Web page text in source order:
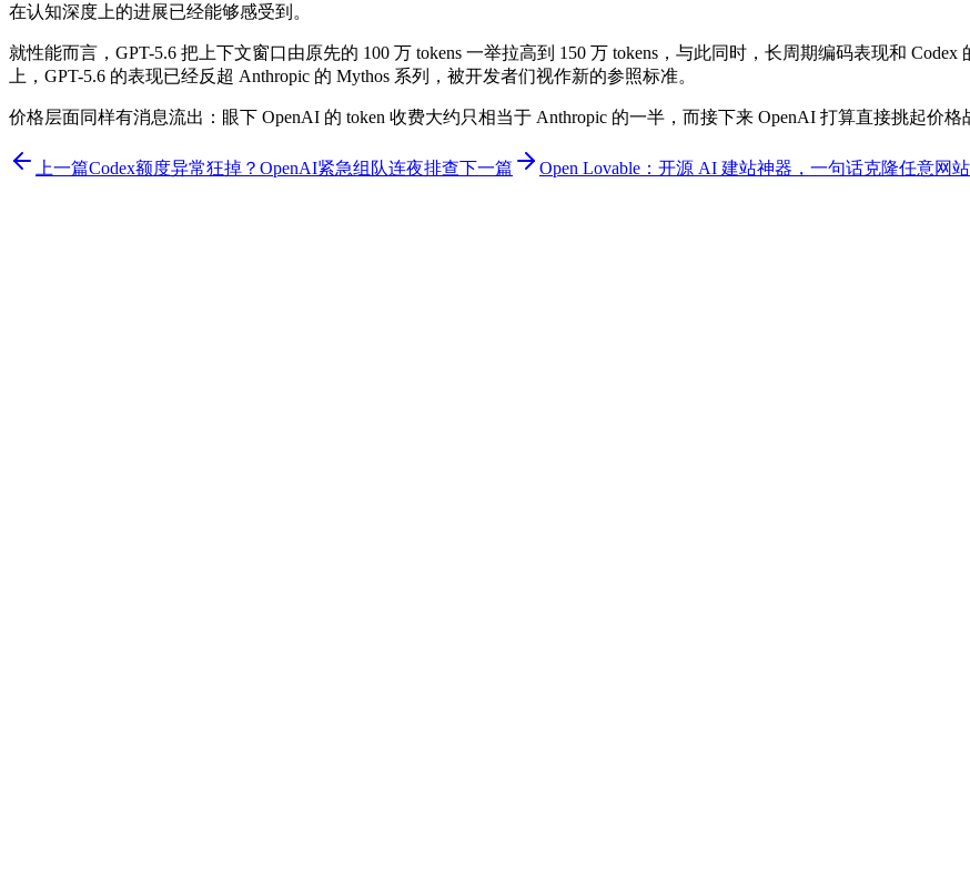
在认知深度上的进展已经能够感受到。
就性能而言，GPT-5.6 把上下文窗口由原先的 100 万 tokens 一举拉高到 150 万 tokens，与此同时，长周期编码表现和
上，GPT-5.6 的表现已经反超 Anthropic 的 Mythos 系列，被开发者们视作新的参照标准。
价格层面同样有消息流出：眼下 OpenAI 的 token 收费大约只相当于 Anthropic 的一半，而接下来 OpenAI 打算直接挑起价
上一篇Codex额度异常狂掉？OpenAI紧急组队连夜排查下一篇 Open Lovable：开源 AI 建站神器，一句话克隆任意网站